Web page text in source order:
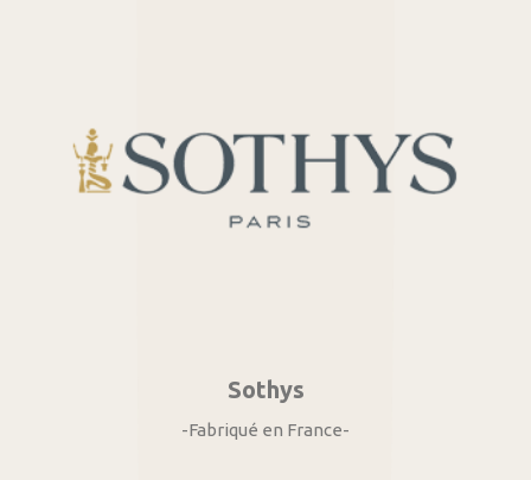
Sothys
-Fabriqué en France-